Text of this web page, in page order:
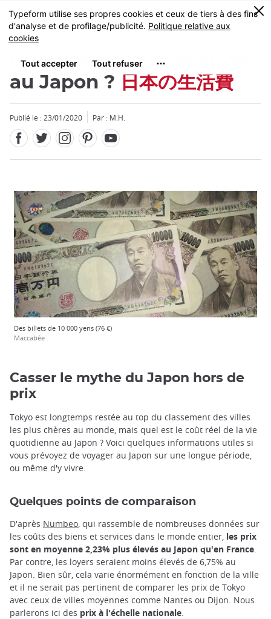
Skip
to
main
MENU
0
Quel est le coût de la vie
au Japon ? 日本の生活費
Publié le : 23/01/2020 Par : M.H.
Des billets de 10 000 yens (76 €)
Maccabée
Casser le mythe du Japon hors de
prix
Tokyo est longtemps restée au top du classement des villes
les plus chères au monde, mais quel est le coût réel de la vie
quotidienne au Japon ? Voici quelques informations utiles si
vous prévoyez de voyager au Japon sur une longue période,
ou même d'y vivre.
Quelques points de comparaison
D'après Numbeo , qui rassemble de nombreuses données sur
les coûts des biens et services dans le monde entier, les prix
sont en moyenne 2,23% plus élevés au Japon qu'en France
Par contre, les loyers seraient moins élevés de 6,75% au
Japon. Bien sûr, cela varie énormément en fonction de la ville
et il ne serait pas pertinent de comparer les prix de Tokyo
avec ceux de villes moyennes comme Nantes ou Dijon. Nous
parlerons ici des prix à l'échelle nationale
Fermer
Fermer
Fermer